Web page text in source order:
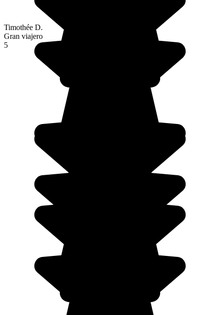
Timothée D.
Gran viajero
5